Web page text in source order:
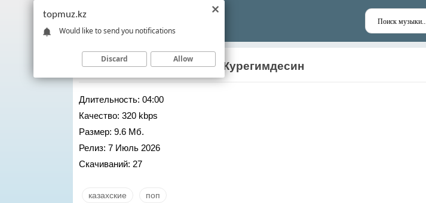
Наркенже Серикбаева– Журегимдесин
Длительность: 04:00
Качество: 320 kbps
Размер: 9.6 Мб.
Релиз: 7 Июль 2026
Скачиваний: 27
казахские поп
topmuz.kz
Would like to send you notifications
Discard Allow